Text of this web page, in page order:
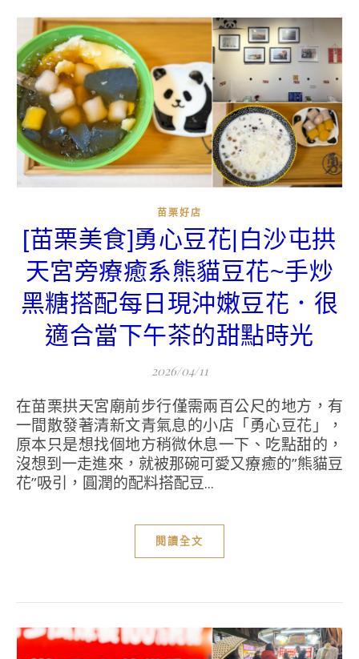
苗栗好店
[苗栗美食]勇心豆花|白沙屯拱
天宮旁療癒系熊貓豆花~手炒
黑糖搭配每日現沖嫩豆花．很
適合當下午茶的甜點時光
2026/04/11
在苗栗拱天宮廟前步行僅需兩百公尺的地方，有
一間散發著清新文青氣息的小店「勇心豆花」，
原本只是想找個地方稍微休息一下、吃點甜的，
沒想到一走進來，就被那碗可愛又療癒的”熊貓豆
花”吸引，圓潤的配料搭配豆...
閱讀全文